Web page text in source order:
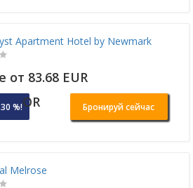
Apartment Hotel by Newmark
от 83.68 EUR
%!OR Бронируй сейчас
Melrose